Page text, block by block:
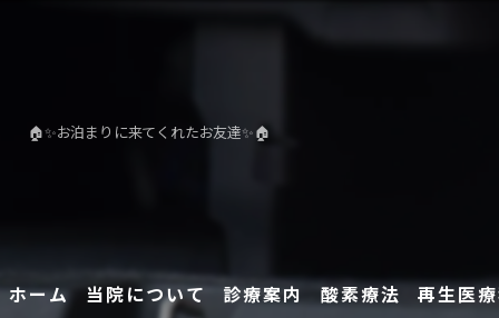
🏠✨️お泊まりに来てくれたお友達✨️🏠
ホーム 当院について 診療案内 酸素療法 再生医